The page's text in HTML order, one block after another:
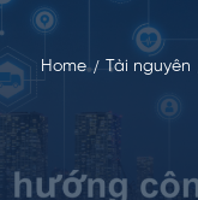
Home Tài nguyên